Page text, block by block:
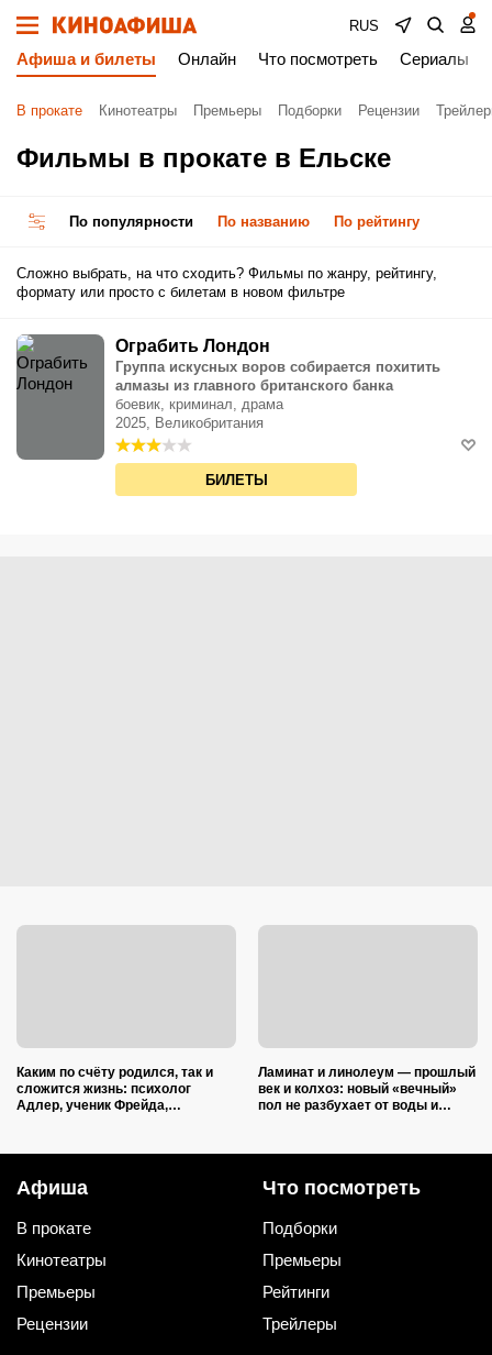
RUS
Афиша и билеты Онлайн Что посмотреть Сериалы
В прокате Кинотеатры Премьеры Подборки Рецензии
Фильмы в прокате в Ельске
По популярности По названию По рейтингу
Сложно выбрать, на что сходить? Фильмы по жанру, рейтингу,
формату или просто с билетам в новом фильтре
Ограбить Лондон
Группа искусных воров собирается похитить
алмазы из главного британского банка
боевик, криминал, драма
2025, Великобритания
БИЛЕТЫ
Каким по счёту родился, так и
сложится жизнь: психолог
Адлер, ученик Фрейда,
Ламинат и линолеум — прошлый
век и колхоз: новый «вечный»
пол не разбухает от воды и
Афиша
В прокате
Кинотеатры
Премьеры
Рецензии
Что посмотреть
Подборки
Премьеры
Рейтинги
Трейлеры